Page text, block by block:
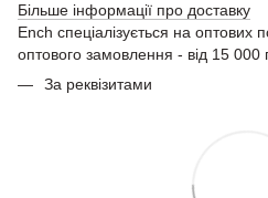
Більше інформації про доставку
Ench спеціалізується на оптових
оптового замовлення - від 15 000
За реквізитами